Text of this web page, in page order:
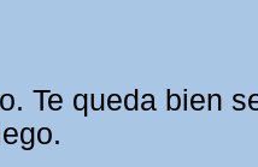
Te queda bien